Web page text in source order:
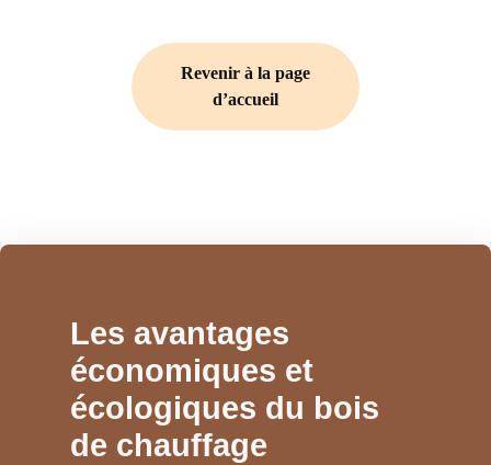
Revenir à la page
d’accueil
Les avantages
économiques et
écologiques du bois
de chauffage